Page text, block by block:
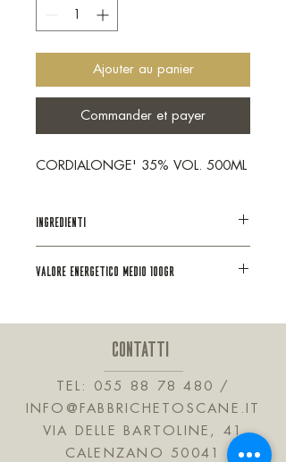
Ajouter au panier
Commander et payer
CORDIALONGE' 35% VOL. 500ML
INGREDIENTI
Distillato di vino,alcool, zucchero,
VALORE ENERGETICO MEDIO 100GR
CONTATTI
TEL: 055 88 78 480
/
INFO@FABBRICHETOSCANE.IT
VIA DELLE BARTOLINE, 41
CALENZANO 50041